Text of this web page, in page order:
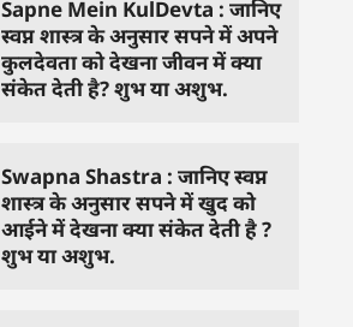
Sapne Mein KulDevta : जानिए
स्वप्न शास्त्र के अनुसार सपने में अपने
कुलदेवता को देखना जीवन में क्या
संकेत देती है? शुभ या अशुभ.
Swapna Shastra : जानिए स्वप्न
शास्त्र के अनुसार सपने में खुद को
आईने में देखना क्या संकेत देती है ?
शुभ या अशुभ.